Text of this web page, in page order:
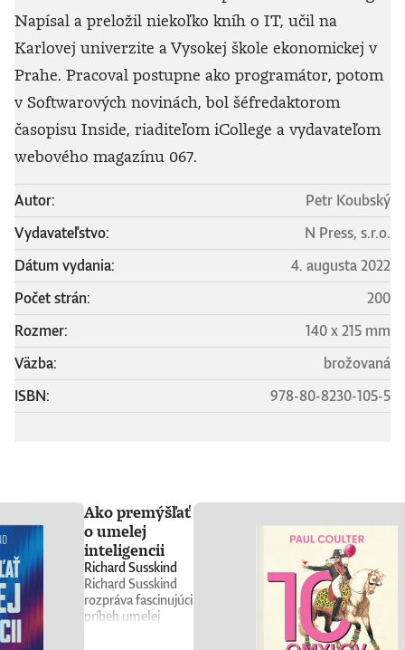
Napísal a preložil niekoľko kníh o IT, učil na
Karlovej univerzite a Vysokej škole ekonomickej v
Prahe. Pracoval postupne ako programátor, potom
v Softwarových novinách, bol šéfredaktorom
časopisu Inside, riaditeľom iCollege a vydavateľom
webového magazínu 067.
Autor:
Petr Koubský
Vydavateľstvo:
N Press, s.r.o.
Dátum vydania:
4. augusta 2022
Počet strán:
200
Rozmer:
140 x 215 mm
Väzba:
brožovaná
ISBN:
978-80-8230-105-5
Ako premýšľať
o umelej
inteligencii
Richard Susskind
Richard Susskind
rozpráva fascinujúci
príbeh umelej